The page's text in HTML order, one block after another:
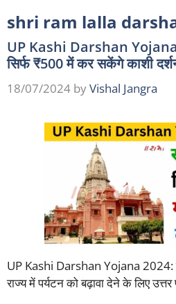
shri ram lalla
UP Kashi Darshan Yojana
सिर्फ ₹500 में कर सकेंगे काशी
18/07/2024 byVishal Jangra
UP Kashi Darshan Yojana 2024:
राज्य में पर्यटन को बढ़ावा देने के लिए